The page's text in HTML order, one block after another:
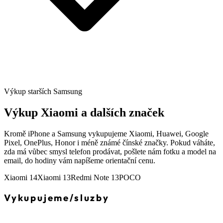
Výkup starších Samsung
Výkup Xiaomi a dalších značek
Kromě iPhone a Samsung vykupujeme Xiaomi, Huawei, Google
Pixel, OnePlus, Honor i méně známé čínské značky. Pokud váháte,
zda má vůbec smysl telefon prodávat, pošlete nám fotku a model na
email, do hodiny vám napíšeme orientační cenu.
Xiaomi 14Xiaomi 13Redmi Note 13POCO
Vykupujeme/sluzby